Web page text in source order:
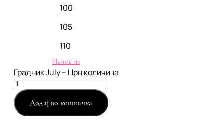
100
105
110
Исчисти
Градник July – Црн количина
Додај во кошничка